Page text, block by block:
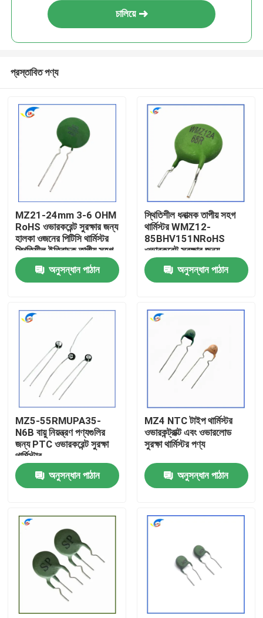
পণ্য
আমাদের সম্বন্ধে
কারখানা পরিদর্শন
গুণমান নিয়ন্ত্রণ
মামলা
পিটিসি থার্মিস্টর
চালিয়ে
প্রস্তাবিত পণ্য
MZ21-24mm 3-6 OHM
RoHS ওভারকরেন্ট সুরক্ষার জন্য
হালকা ওজনের পিটিসি থার্মিস্টর
স্থিতিশীল ইতিবাচক তাপীয় সহগ
থার্মিস্টর
অনুসন্ধান পাঠান
স্থিতিশীল ধনাত্মক তাপীয় সহগ
থার্মিস্টর WMZ12-
85BHV151NRoHS
ওভারকরেন্ট সুরক্ষার জন্য
RoHS-সামঞ্জস্যপূর্ণ সার্টিফাইড
অনুসন্ধান পাঠান
MZ5-55RMUPA35-
N6B বায়ু নিয়ন্ত্রণ পণ্যগুলির
জন্য PTC ওভারকরেন্ট সুরক্ষা
থার্মিস্টার
অনুসন্ধান পাঠান
MZ4 NTC টাইপ থার্মিস্টর
ওভারকন্ট্রাক্ট এবং ওভারলোড
সুরক্ষা থার্মিস্টর পণ্য
অনুসন্ধান পাঠান